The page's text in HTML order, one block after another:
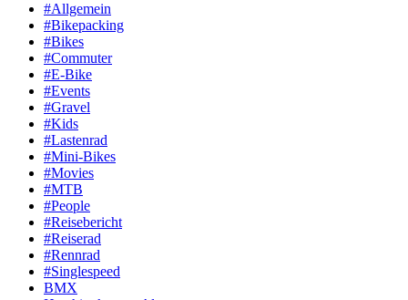
#Allgemein
#Bikepacking
#Bikes
#Commuter
#E-Bike
#Events
#Gravel
#Kids
#Lastenrad
#Mini-Bikes
#Movies
#MTB
#People
#Reisebericht
#Reiserad
#Rennrad
#Singlespeed
BMX